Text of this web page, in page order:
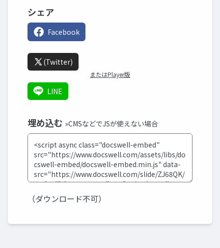
シェア
Facebook
(Twitter)
またはPlayer版
LINE
埋め込む »CMSなどでJSが使えない場合
（ダウンロード不可）